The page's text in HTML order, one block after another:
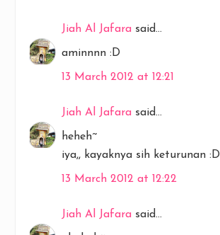
Jiah Al Jafara said...
aminnnn :D
13 March 2012 at 12:21
Jiah Al Jafara said...
heheh~
iya,, kayaknya sih keturunan :D
13 March 2012 at 12:22
Jiah Al Jafara said...